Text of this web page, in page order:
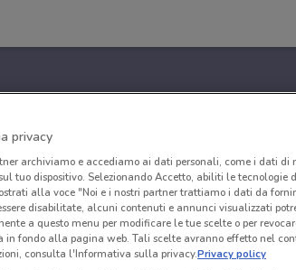
privacy
archiviamo e accediamo ai dati personali, come i dati di
tuo dispositivo. Selezionando Accetto, abiliti le tecnologie
alla voce "Noi e i nostri partner trattiamo i dati da
disabilitate, alcuni contenuti e annunci visualizzati
a questo menu per modificare le tue scelte o per
fondo alla pagina web. Tali scelte avranno effetto nel
consulta l'Informativa sulla privacy.Privacy policy